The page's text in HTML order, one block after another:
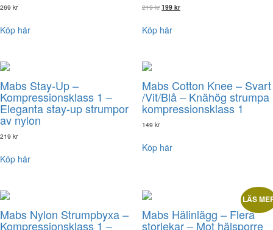
269 kr
Köp här
219kr Det
var:
199 krDet
Köp här
Mabs Stay-Up –
Kompressionsklass 1 –
Eleganta stay-up strumpor
av nylon
219 kr
Köp här
Mabs Cotton Knee – Svart
/Vit/Blå – Knähög strumpa
kompressionsklass 1
149 kr
Köp här
Mabs Nylon Strumpbyxa –
Kompressionsklass 1 –
LÄS
Mabs Hälinlägg – Flera
storlekar – Mot hälsporre